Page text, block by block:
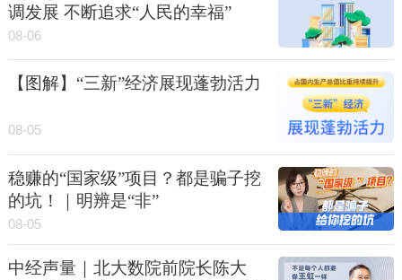
调发展 不断追求“人民的幸福”
08-06
【图解】“三新”经济展现蓬勃活力
08-05
稳赚的“国家级”项目？都是骗子挖
的坑！｜明辨是“非”
08-05
中经声量｜北大数院前院长陈大